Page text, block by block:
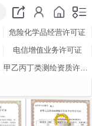
危险化学品经营许可证
电信增值业务许可证
甲乙丙丁类测绘资质许可证
广播电视节目制作许可证